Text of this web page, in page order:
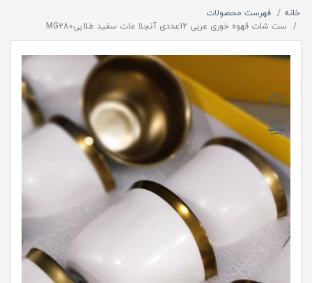
خانه
فهرست محصولات
ست شات قهوه خوری عربی 12عددی آنجلا مات سفید طلاییMG280